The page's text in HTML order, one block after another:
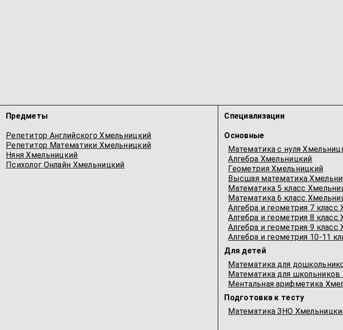
Предметы
Репетитор Английского Хмельницкий
Репетитор Математики Хмельницкий
Няня Хмельницкий
Психолог Онлайн Хмельницкий
Специализации
Основные
Математика с нуля
Алгебра Хмельницкий
Геометрия Хмельницкий
Высшая математика
Математика 5 класс
Математика 6 класс
Алгебра и геометрия 7 класс
Алгебра и геометрия 8 класс
Алгебра и геометрия 9 класс
Алгебра и геометрия 10-11
Для детей
Математика для
Математика для
Ментальная арифметика
Подготовка к тесту
Математика ЗНО